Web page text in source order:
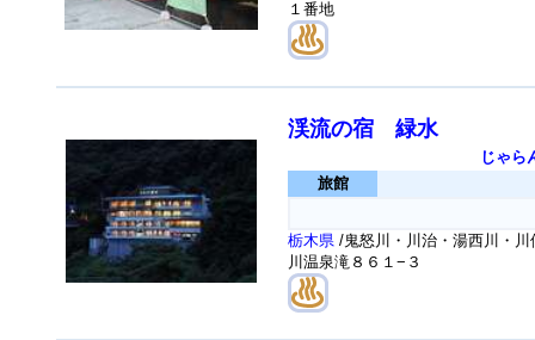
１番地
渓流の宿 緑水
じゃら
旅館
栃木県 /鬼怒川・川治・湯西川・
川温泉滝８６１−３